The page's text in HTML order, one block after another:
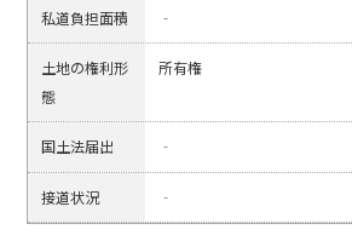
私道負担面積 ‐
土地の権利形
態
所有権
国土法届出 ‐
接道状況 ‐